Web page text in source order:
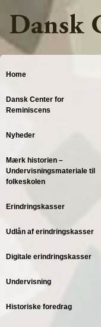
Home
Dansk Center for
Reminiscens
Nyheder
Mærk historien –
Undervisningsmateriale til
folkeskolen
Erindringskasser
Udlån af erindringskasser
Digitale erindringskasser
Undervisning
Historiske foredrag